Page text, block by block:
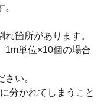
れ箇所があります。
1m単位×10個の場合
い。
分かれてしまうこと